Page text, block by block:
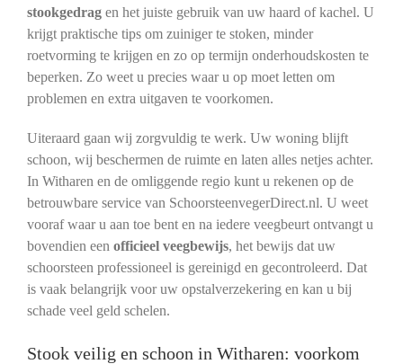
stookgedragen het juiste gebruik van uw haard of kachel. U
krijgt praktische tips om zuiniger te stoken, minder
roetvorming te krijgen en zo op termijn onderhoudskosten te
beperken. Zo weet u precies waar u op moet letten om
problemen en extra uitgaven te voorkomen.
Uiteraard gaan wij zorgvuldig te werk. Uw woning blijft
schoon, wij beschermen de ruimte en laten alles netjes achter.
In Witharen en de omliggende regio kunt u rekenen op de
betrouwbare service van SchoorsteenvegerDirect.nl. U weet
vooraf waar u aan toe bent en na iedere veegbeurt ontvangt u
bovendien een officieel veegbewijs, het bewijs dat uw
schoorsteen professioneel is gereinigd en gecontroleerd. Dat
is vaak belangrijk voor uw opstalverzekering en kan u bij
schade veel geld schelen.
Stook veilig en schoon in Witharen: voorkom